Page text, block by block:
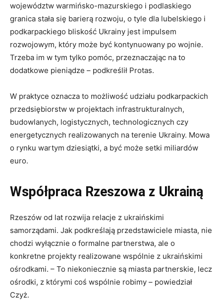
województw warmińsko-mazurskiego i podlaskiego
granica stała się barierą rozwoju, o tyle dla lubelskiego i
podkarpackiego bliskość Ukrainy jest impulsem
rozwojowym, który może być kontynuowany po wojnie.
Trzeba im w tym tylko pomóc, przeznaczając na to
dodatkowe pieniądze – podkreślił Protas.
W praktyce oznacza to możliwość udziału podkarpackich
przedsiębiorstw w projektach infrastrukturalnych,
budowlanych, logistycznych, technologicznych czy
energetycznych realizowanych na terenie Ukrainy. Mowa
o rynku wartym dziesiątki, a być może setki miliardów
euro.
Współpraca Rzeszowa z Ukrainą
Rzeszów od lat rozwija relacje z ukraińskimi
samorządami. Jak podkreślają przedstawiciele miasta, nie
chodzi wyłącznie o formalne partnerstwa, ale o
konkretne projekty realizowane wspólnie z ukraińskimi
ośrodkami. – To niekoniecznie są miasta partnerskie, lecz
ośrodki, z którymi coś wspólnie robimy – powiedział
Czyż.